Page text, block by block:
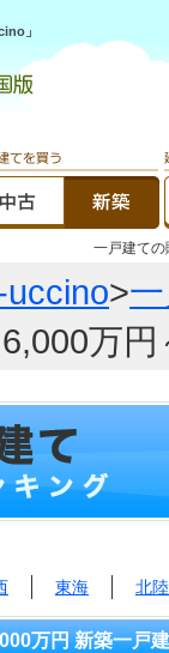
」
一戸建て
>
万
東海 北
万円 新築一戸